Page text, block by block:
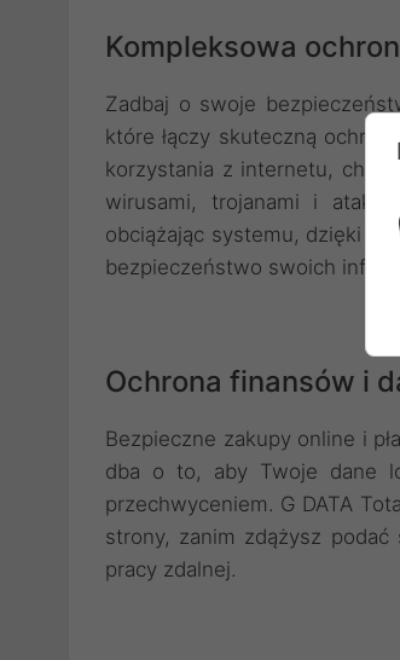
Kompleksowa
Zadbaj o swoje
które łączy skuteczną
korzystania z internetu,
wirusami, trojanami i
obciążając systemu, dzięki
bezpieczeństwo swoich
Ochrona finansów i
Bezpieczne zakupy online i
dba o to, aby Twoje dane
przechwyceniem. G DATA
strony, zanim zdążysz
pracy zdalnej.